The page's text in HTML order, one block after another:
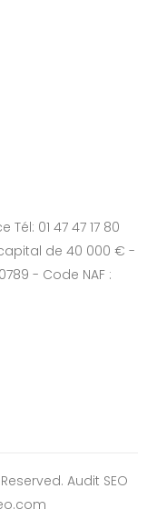
01 47 47 17 80
de 40 000 € -
- Code NAF :
Audit SEO